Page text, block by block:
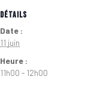
DÉTAILS
Date :
11 juin
Heure :
11h00 - 12h00